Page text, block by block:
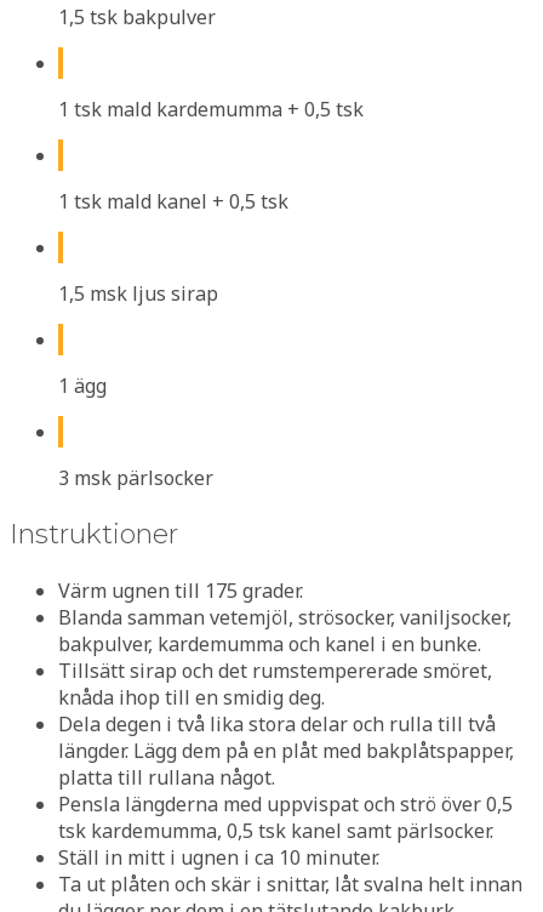
1,5 tsk bakpulver
1 tsk mald kardemumma + 0,5 tsk
1 tsk mald kanel + 0,5 tsk
1,5 msk ljus sirap
1 ägg
3 msk pärlsocker
Instruktioner
Värm ugnen till 175 grader.
Blanda samman vetemjöl, strösocker, vaniljsocker,
bakpulver, kardemumma och kanel i en bunke.
Tillsätt sirap och det rumstempererade smöret,
knåda ihop till en smidig deg.
Dela degen i två lika stora delar och rulla till två
längder. Lägg dem på en plåt med bakplåtspapper,
platta till rullana något.
Pensla längderna med uppvispat och strö över 0,5
tsk kardemumma, 0,5 tsk kanel samt pärlsocker.
Ställ in mitt i ugnen i ca 10 minuter.
Ta ut plåten och skär i snittar, låt svalna helt innan